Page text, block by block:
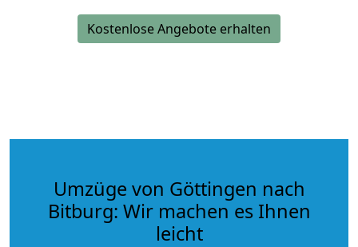
Kostenlose Angebote erhalten
Umzüge von Göttingen nach
Bitburg: Wir machen es Ihnen
leicht